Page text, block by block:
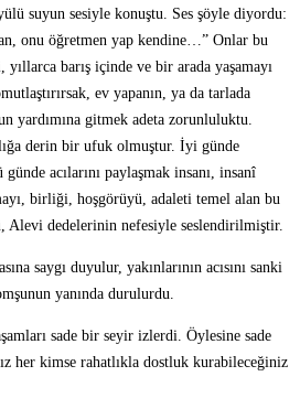
suyun sesiyle konuştu. Ses şöyle diyordu:
onu öğretmen yap kendine…” Onlar bu
barış içinde ve bir arada yaşamayı
ev yapanın, ya da tarlada
yardımına gitmek adeta zorunluluktu.
derin bir ufuk olmuştur. İyi günde
acılarını paylaşmak insanı, insanî
birliği, hoşgörüyü, adaleti temel alan bu
Alevi dedelerinin nefesiyle seslendirilmiştir.
saygı duyulur, yakınlarının acısını sanki
yanında durulurdu.
sade bir seyir izlerdi. Öylesine sade
her kimse rahatlıkla dostluk kurabileceğiniz